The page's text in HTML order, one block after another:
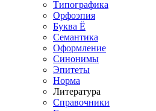
Типографика
Орфоэпия
Буква Ё
Семантика
Оформление
Синонимы
Эпитеты
Норма
Литература
Справочники